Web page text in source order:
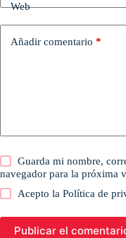
Web
Añadir comentario *
Guarda mi nombre,
navegador para la próxima
Acepto laPolítica de
Publicar el